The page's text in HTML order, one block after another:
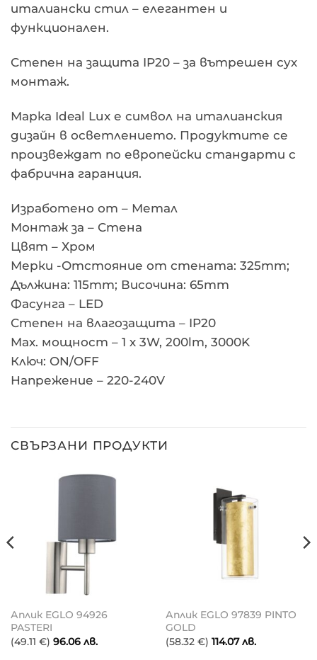
италиански стил – елегантен и
функционален.
Степен на защита IP20 – за вътрешен сух
монтаж.
Марка Ideal Lux е символ на италианския
дизайн в осветлението. Продуктите се
произвеждат по европейски стандарти с
фабрична гаранция.
Изработено от – Метал
Монтаж за – Стена
Цвят – Хром
Мерки -Отстояние от стената: 325mm;
Дължина: 115mm; Височина: 65mm
Фасунга – LED
Степен на влагозащита – IP20
Max. мощност – 1 х 3W, 200lm, 3000K
Ключ: ON/OFF
Напрежение – 220-240V
СВЪРЗАНИ ПРОДУКТИ
Аплик EGLO 94926
PASTERI
(49.11 €) 96.06 лв.
Аплик EGLO 97839 PINTO
GOLD
(58.32 €) 114.07лв.